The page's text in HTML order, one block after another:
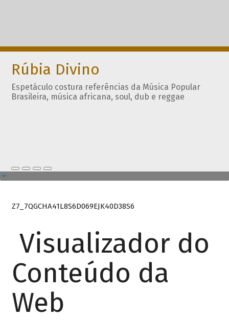
Rúbia Divino
Espetáculo costura referências da Música Popular
Brasileira, música africana, soul, dub e reggae
Z7_7QGCHA41L8S6D069EJK40D38S6
Visualizador do
Conteúdo da
Web